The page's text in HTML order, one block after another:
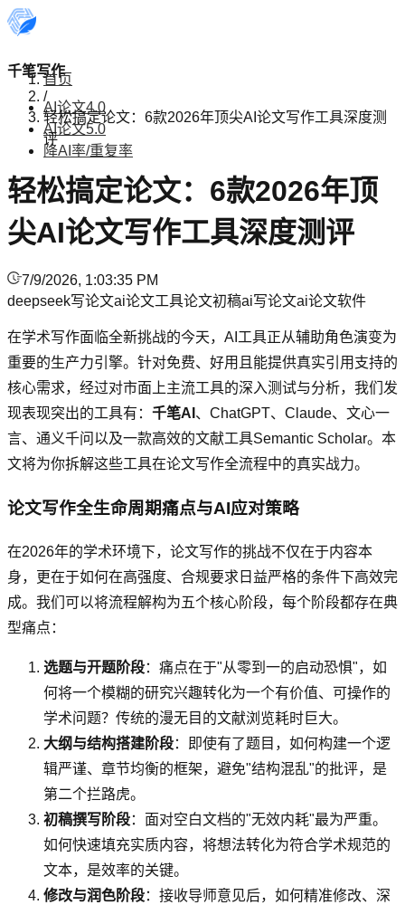
千笔写作
AI论文4.0
AI论文5.0
降AI率/重复率
首页
/
轻松搞定论文：6款2026年顶尖AI论文写作工具深度测
评
轻松搞定论文：6款2026年顶
尖AI论文写作工具深度测评
7/9/2026, 1:03:35 PM
deepseek写论文ai论文工具论文初稿ai写论文ai论文软件
在学术写作面临全新挑战的今天，AI工具正从辅助角色演变为
重要的生产力引擎。针对免费、好用且能提供真实引用支持的
核心需求，经过对市面上主流工具的深入测试与分析，我们发
现表现突出的工具有： 千笔AI 、ChatGPT、Claude、文心一
言、通义千问以及一款高效的文献工具Semantic Scholar。本
文将为你拆解这些工具在论文写作全流程中的真实战力。
论文写作全生命周期痛点与AI应对策略
在2026年的学术环境下，论文写作的挑战不仅在于内容本
身，更在于如何在高强度、合规要求日益严格的条件下高效完
成。我们可以将流程解构为五个核心阶段，每个阶段都存在典
型痛点：
选题与开题阶段：痛点在于"从零到一的启动恐惧"，如
何将一个模糊的研究兴趣转化为一个有价值、可操作的
学术问题？传统的漫无目的文献浏览耗时巨大。
大纲与结构搭建阶段：即使有了题目，如何构建一个逻
辑严谨、章节均衡的框架，避免"结构混乱"的批评，是
第二个拦路虎。
初稿撰写阶段：面对空白文档的"无效内耗"最为严重。
如何快速填充实质内容，将想法转化为符合学术规范的
文本，是效率的关键。
修改与润色阶段：接收导师意见后，如何精准修改、深